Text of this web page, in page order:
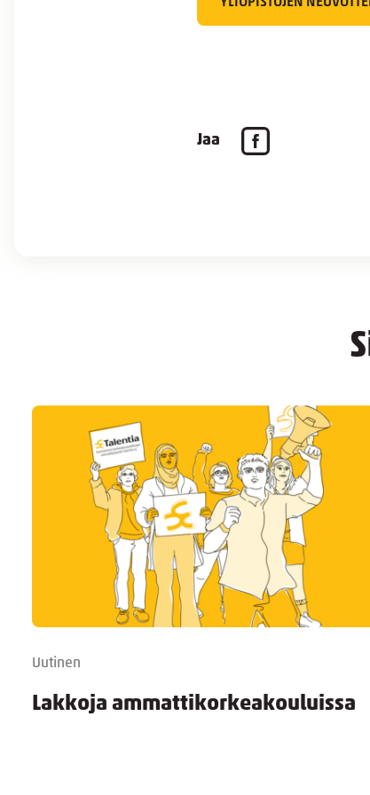
Jaa
Uutinen
Lakkoja ammattikorkeakouluissa